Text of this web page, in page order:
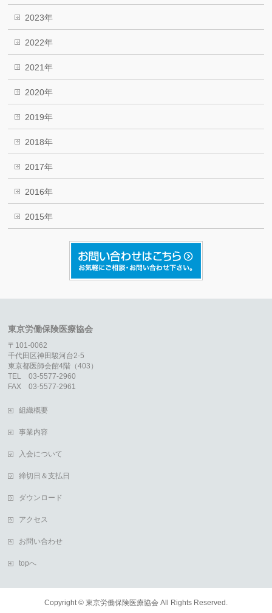
2023年
2022年
2021年
2020年
2019年
2018年
2017年
2016年
2015年
東京労働保険医療協会
〒101-0062
千代田区神田駿河台2-5
東京都医師会館4階（403）
TEL 03-5577-2960
FAX 03-5577-2961
組織概要
事業内容
入会について
締切日＆支払日
ダウンロード
アクセス
お問い合わせ
topへ
Copyright © 東京労働保険医療協会All Rights Reserved.